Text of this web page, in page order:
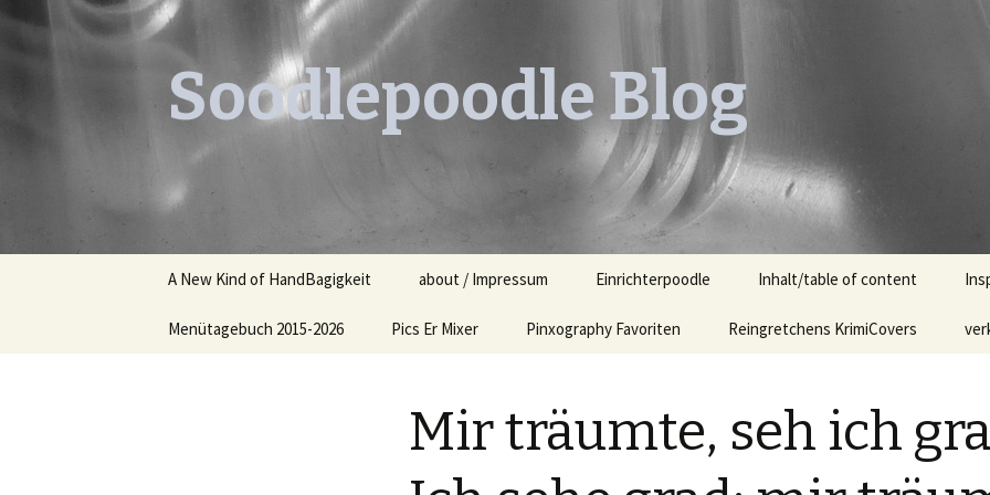
Soodlepoodle Blog
content
A New Kind of HandBagigkeit about / Impressum Einrichterpoodle Inhalt/table of content
Menütagebuch 2015-2026 Pics Er Mixer Pinxography Favoriten Reingretchens KrimiCovers
Mir träumte, seh ich